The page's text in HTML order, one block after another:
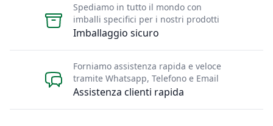
Imballaggio sicuro
Spediamo in tutto il mondo con
imballi specifici per i nostri prodotti
Assistenza clienti rapida
Forniamo assistenza rapida e veloce
tramite Whatsapp, Telefono e Email